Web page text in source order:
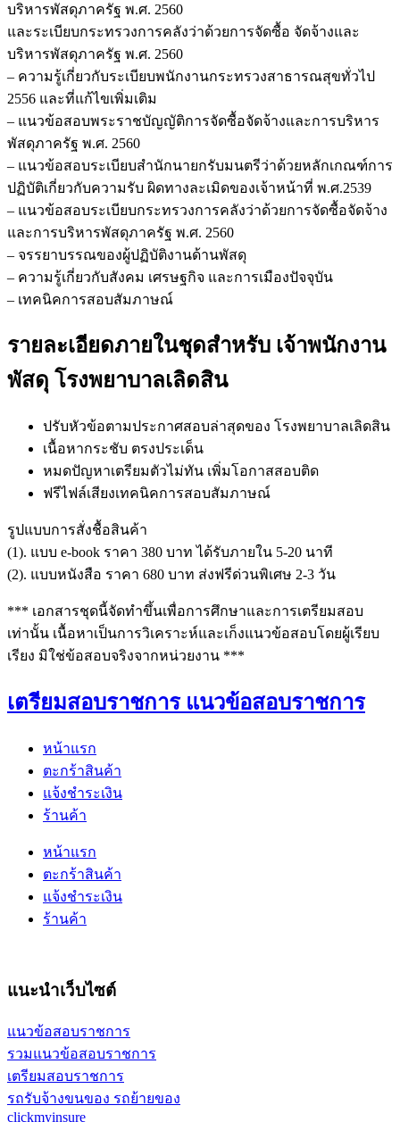
บริหารพัสดุภาครัฐ พ.ศ. 2560
และระเบียบกระทรวงการคลังว่าด้วยการจัดซื้อ จัดจ้างและ
บริหารพัสดุภาครัฐ พ.ศ. 2560
– ความรู้เกี่ยวกับระเบียบพนักงานกระทรวงสาธารณสุขทั่วไป
2556 และที่แก้ไขเพิ่มเติม
– แนวข้อสอบพระราชบัญญัติการจัดซื้อจัดจ้างและการบริหาร
พัสดุภาครัฐ พ.ศ. 2560
– แนวข้อสอบระเบียบสำนักนายกรับมนตรีว่าด้วยหลักเกณฑ์การ
ปฏิบัติเกี่ยวกับความรับ ผิดทางละเมิดของเจ้าหน้าที่ พ.ศ.2539
– แนวข้อสอบระเบียบกระทรวงการคลังว่าด้วยการจัดซื้อจัดจ้าง
และการบริหารพัสดุภาครัฐ พ.ศ. 2560
– จรรยาบรรณของผู้ปฏิบัติงานด้านพัสดุ
– ความรู้เกี่ยวกับสังคม เศรษฐกิจ และการเมืองปัจจุบัน
– เทคนิคการสอบสัมภาษณ์
รายละเอียดภายในชุดสำหรับ เจ้าพนักงาน
พัสดุ โรงพยาบาลเลิดสิน
ปรับหัวข้อตามประกาศสอบล่าสุดของ โรงพยาบาลเลิดสิน
เนื้อหากระชับ ตรงประเด็น
หมดปัญหาเตรียมตัวไม่ทัน เพิ่มโอกาสสอบติด
ฟรีไฟล์เสียงเทคนิคการสอบสัมภาษณ์
รูปแบบการสั่งชื้อสินค้า
(1). แบบ e-book ราคา 380 บาท ได้รับภายใน 5-20 นาที
(2). แบบหนังสือ ราคา 680 บาท ส่งฟรีด่วนพิเศษ 2-3 วัน
*** เอกสารชุดนี้จัดทำขึ้นเพื่อการศึกษาและการเตรียมสอบ
เท่านั้น เนื้อหาเป็นการวิเคราะห์และเก็งแนวข้อสอบโดยผู้เรียบ
เรียง มิใช่ข้อสอบจริงจากหน่วยงาน ***
เตรียมสอบราชการ แนวข้อสอบราชการ
หน้าแรก
ตะกร้าสินค้า
แจ้งชำระเงิน
ร้านค้า
หน้าแรก
ตะกร้าสินค้า
แจ้งชำระเงิน
ร้านค้า
แนะนำเว็บไซต์
แนวข้อสอบราชการ
รวมแนวข้อสอบราชการ
เตรียมสอบราชการ
รถรับจ้างขนของ รถย้ายของ
clickmyinsure